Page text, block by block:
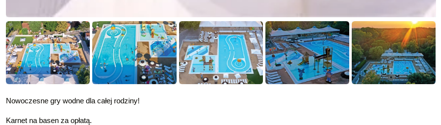
Nowoczesne gry wodne dla całej rodziny!
Karnet na basen za opłatą.